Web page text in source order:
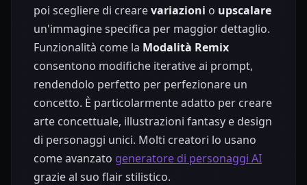
poi scegliere di crearevariazioni o upscalare
un'immagine specifica per maggior dettaglio.
Funzionalità come la Modalità Remix
consentono modifiche iterative ai prompt,
rendendolo perfetto per perfezionare un
concetto. È particolarmente adatto per creare
arte concettuale, illustrazioni fantasy e design
di personaggi unici. Molti creatori lo usano
come avanzato generatore di personaggi AI
grazie al suo flair stilistico.